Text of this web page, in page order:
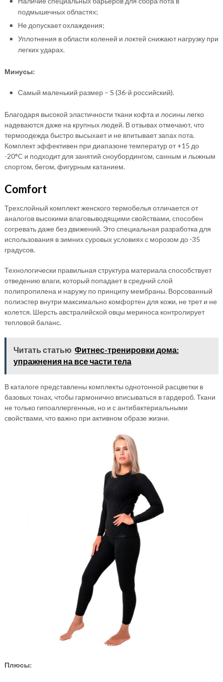
подмышечных областях;
Не допускает охлаждения;
Уплотнения в области коленей и локтей снижают нагрузку при
легких ударах.
Минусы:
Самый маленький размер – S (36-й российский).
Благодаря высокой эластичности ткани кофта и лосины легко
надеваются даже на крупных людей. В отзывах отмечают, что
термоодежда быстро высыхает и не впитывает запах пота.
Комплект эффективен при диапазоне температур от +15 до
-20°C и подходит для занятий сноубордингом, санным и лыжным
спортом, бегом, фигурным катанием.
Comfort
Трехслойный комплект женского термобелья отличается от
аналогов высокими влаговыводящими свойствами, способен
согревать даже без движений. Это специальная разработка для
использования в зимних суровых условиях с морозом до -35
градусов.
Технологически правильная структура материала способствует
отведению влаги, который попадает в средний слой
полипропилена и наружу по принципу мембраны. Ворсованный
полиэстер внутри максимально комфортен для кожи, не трет и не
колется. Шерсть австралийской овцы мериноса контролирует
тепловой баланс.
Читать статью Фитнес-тренировки дома:
упражнения на все части тела
В каталоге представлены комплекты однотонной расцветки в
базовых тонах, чтобы гармонично вписываться в гардероб. Ткани
не только гипоаллергенные, но и с антибактериальными
свойствами, что важно при активном образе жизни.
Плюсы: